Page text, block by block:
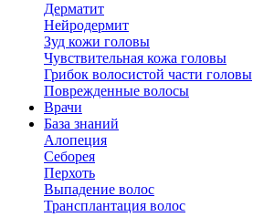
Дерматит
Нейродермит
Зуд кожи головы
Чувствительная кожа головы
Грибок волосистой части головы
Поврежденные волосы
Врачи
База знаний
Алопеция
Себорея
Перхоть
Выпадение волос
Трансплантация волос